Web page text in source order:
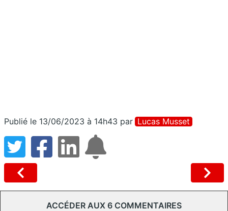
Publié le 13/06/2023 à 14h43 par Lucas Musset
ACCÉDER AUX 6 COMMENTAIRES